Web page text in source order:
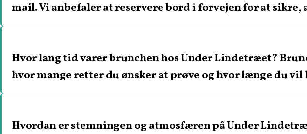
mail. Vi anbefaler at reservere bord i forvejen for at
Hvor lang tid varer brunchen hos Under Lindetræet?
hvor mange retter du ønsker at prøve og hvor længe du vil
Hvordan er stemningen og atmosfæren på Under